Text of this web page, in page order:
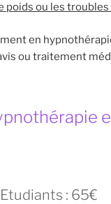
poids ou les
en
ou traitement
: 65€